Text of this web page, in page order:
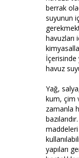
berrak
suyunun
havuzları
havuz
Yağ,
kum, çim
zamanla
maddeleri
yapıları